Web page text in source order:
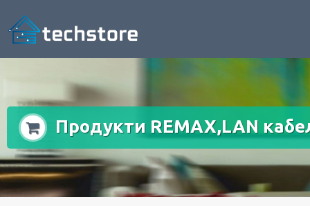
Продукти REMAX,LAN